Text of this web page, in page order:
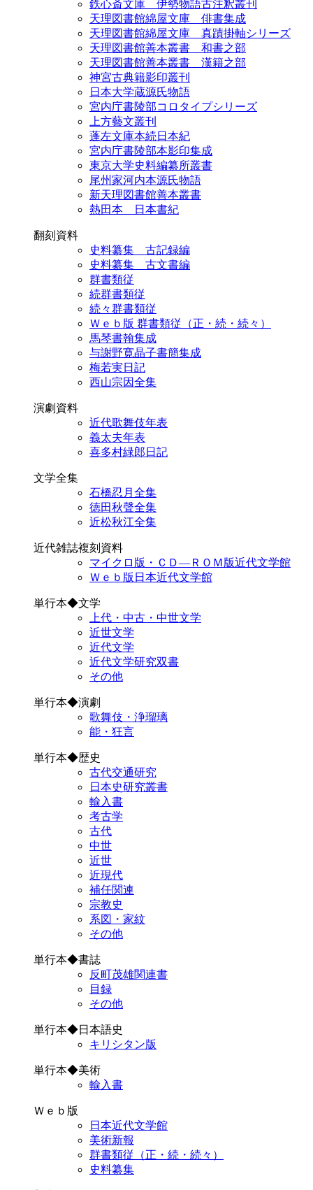
鉄心斎文庫 伊勢物語古注釈叢刊
天理図書館綿屋文庫 俳書集成
天理図書館綿屋文庫 真蹟掛軸シリーズ
天理図書館善本叢書 和書之部
天理図書館善本叢書 漢籍之部
神宮古典籍影印叢刊
日本大学蔵源氏物語
宮内庁書陵部コロタイプシリーズ
上方藝文叢刊
蓬左文庫本続日本紀
宮内庁書陵部本影印集成
東京大学史料編纂所叢書
尾州家河内本源氏物語
新天理図書館善本叢書
熱田本 日本書紀
翻刻資料
史料纂集 古記録編
史料纂集 古文書編
群書類従
続群書類従
続々群書類従
Ｗｅｂ版 群書類従（正・続・続々）
馬琴書翰集成
与謝野寛晶子書簡集成
梅若実日記
西山宗因全集
演劇資料
近代歌舞伎年表
義太夫年表
喜多村緑郎日記
文学全集
石橋忍月全集
徳田秋聲全集
近松秋江全集
近代雑誌複刻資料
マイクロ版・ＣＤ―ＲＯＭ版近代文学館
Ｗｅｂ版日本近代文学館
単行本◆文学
上代・中古・中世文学
近世文学
近代文学
近代文学研究双書
その他
単行本◆演劇
歌舞伎・浄瑠璃
能・狂言
単行本◆歴史
古代交通研究
日本史研究叢書
輸入書
考古学
古代
中世
近世
近現代
補任関連
宗教史
系図・家紋
その他
単行本◆書誌
反町茂雄関連書
目録
その他
単行本◆日本語史
キリシタン版
単行本◆美術
輸入書
Ｗｅｂ版
日本近代文学館
美術新報
群書類従（正・続・続々）
史料纂集